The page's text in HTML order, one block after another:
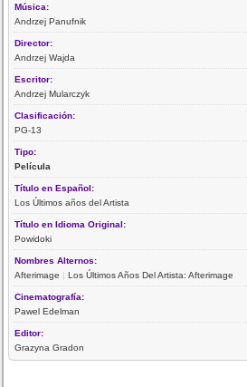
Música:
Andrzej Panufnik
Director:
Andrzej Wajda
Escritor:
Andrzej Mularczyk
Clasificación:
PG-13
Tipo:
Película
Título en Español:
Los Últimos años del Artista
Título en Idioma Original:
Powidoki
Nombres Alternos:
Afterimage |Los Últimos Años Del Artista: Afterimage
Cinematografía:
Pawel Edelman
Editor:
Grazyna Gradon